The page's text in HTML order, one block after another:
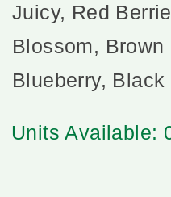
Juicy, Red
Blossom, Brown
Blueberry,
Units Available: